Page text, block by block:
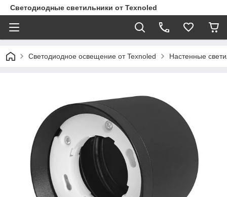
Светодиодные светильники от Texnoled
Светодиодное освещение от Texnoled Настенные